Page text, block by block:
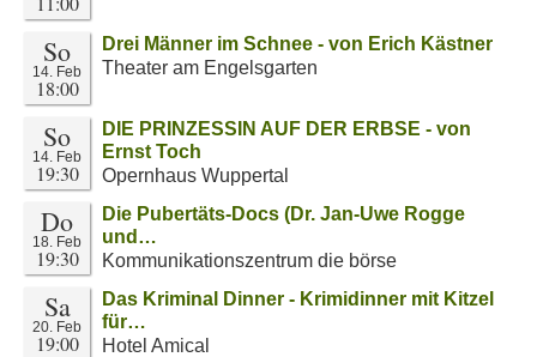
So
14. Feb
18:00
Drei Männer im Schnee - von Erich Kästner
Theater am Engelsgarten
So
14. Feb
19:30
DIE PRINZESSIN AUF DER ERBSE - von
Ernst Toch
Opernhaus Wuppertal
Do
18. Feb
19:30
Die Pubertäts-Docs (Dr. Jan-Uwe Rogge
und…
Kommunikationszentrum die börse
Sa
20. Feb
19:00
Das Kriminal Dinner - Krimidinner mit Kitzel
für…
Hotel Amical